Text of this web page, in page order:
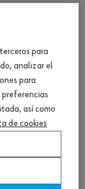
para eje,
para
analizar el
para
preferencias
así como
de cookies